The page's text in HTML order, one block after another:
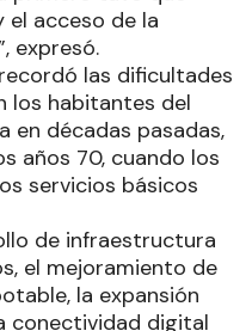
el acceso de la
expresó.
las dificultades
los habitantes del
en décadas pasadas,
años 70, cuando los
servicios básicos
de infraestructura
el mejoramiento de
la expansión
conectividad digital